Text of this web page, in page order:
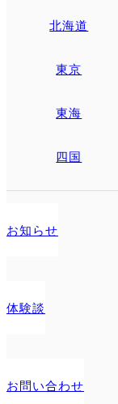
北海道
東京
東海
四国
お知らせ
体験談
お問い合わせ